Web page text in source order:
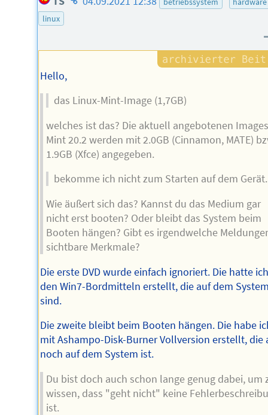
linux
Hello,
das Linux-Mint-Image (1,7GB)
welches ist das? Die aktuell angebotenen
Mint 20.2 werden mit 2.0GB (Cinnamon, MATE)
1.9GB (Xfce) angegeben.
bekomme ich nicht zum Starten auf dem Gerät.
Wie äußert sich das? Kannst du das Medium gar
nicht erst booten? Oder bleibt das System beim
Booten hängen? Gibt es irgendwelche
sichtbare Merkmale?
Die erste DVD wurde einfach ignoriert. Die hatte
den Win7-Bordmitteln erstellt, die auf dem
sind.
Die zweite bleibt beim Booten hängen. Die habe
mit Ashampo-Disk-Burner Vollversion erstellt, die
noch auf dem System ist.
Du bist doch auch schon lange genug dabei, um
wissen, dass "geht nicht" keine
ist.